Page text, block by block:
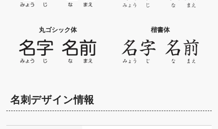
丸ゴシック体 楷書体
名刺デザイン情報